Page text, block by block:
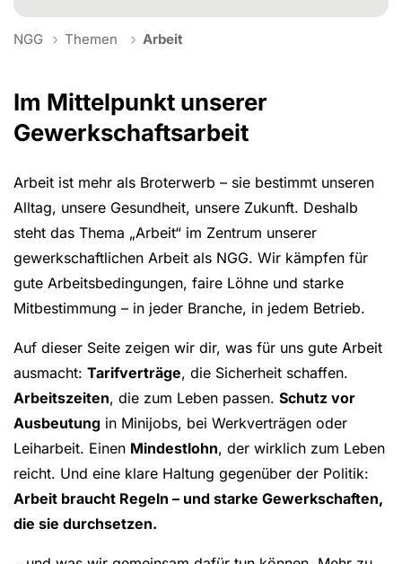
NGG Themen Arbeit
Im Mittelpunkt unserer
Gewerkschaftsarbeit
Arbeit ist mehr als Broterwerb – sie bestimmt unseren
Alltag, unsere Gesundheit, unsere Zukunft. Deshalb
steht das Thema „Arbeit“ im Zentrum unserer
gewerkschaftlichen Arbeit als NGG. Wir kämpfen für
gute Arbeitsbedingungen, faire Löhne und starke
Mitbestimmung – in jeder Branche, in jedem Betrieb.
Auf dieser Seite zeigen wir dir, was für uns gute Arbeit
ausmacht: Tarifverträge, die Sicherheit schaffen.
Arbeitszeiten, die zum Leben passen. Schutz vor
Ausbeutung in Minijobs, bei Werkverträgen oder
Leiharbeit. Einen Mindestlohn, der wirklich zum Leben
reicht. Und eine klare Haltung gegenüber der Politik:
Arbeit braucht Regeln – und starke Gewerkschaften,
die sie durchsetzen.